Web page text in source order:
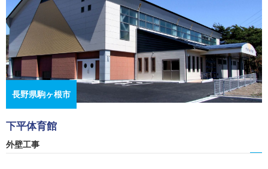
長野県駒ヶ根市
下平体育館
外壁工事